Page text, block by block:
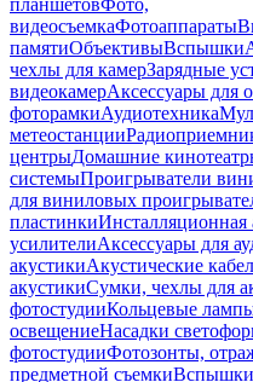
планшетовФото,
видеосъемкаФотоаппараты
памятиОбъективыВспышки
чехлы для камерЗарядные
видеокамерАксессуары для
фоторамкиАудиотехника
метеостанции
центрыДомашние
системыПроигрыватели
для виниловых
пластинкиИнсталляционная
усилителиАксессуары для
акустикиАкустические
акустикиСумки, чехлы для
фотостудииКольцевые
освещениеНасадки
фотостудииФотозонты,
предметной съемкиВспышки